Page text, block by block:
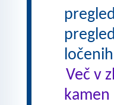
Več v
kamen